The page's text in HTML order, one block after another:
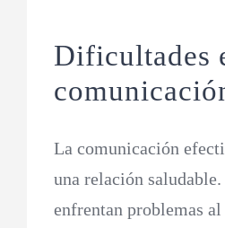
Dificultades
La comunicación
una relación
enfrentan problemas al